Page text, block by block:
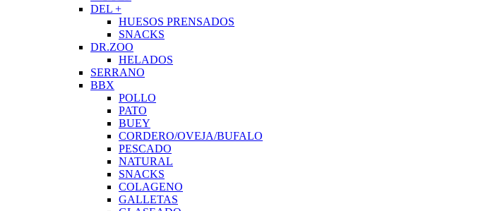
DEL +
HUESOS PRENSADOS
SNACKS
DR.ZOO
HELADOS
SERRANO
BBX
POLLO
PATO
BUEY
CORDERO/OVEJA/BUFALO
PESCADO
NATURAL
SNACKS
COLAGENO
GALLETAS